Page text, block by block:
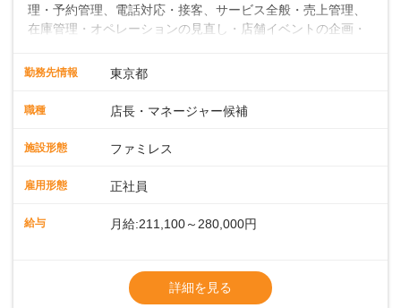
理・予約管理、電話対応・接客、サービス全般・売上管理、
在庫管理・オペレーションの見直し・店舗イベントの企画・
入社後はスキルに合わせた業務からお任せしますので、徐々
向上を目指すDX推進～ ◆すかいらーくのレストランでは、
スタッフの働きやすさをサポートしています。配膳ロボット
や歩行数が約40%も削減されました！また、配膳ロボットに
なDX（デジタルトランスフォーメーション）の取り組みを進
います。私たちは、多様な働き方を提供し、ライフステージ
に合わせた柔軟な勤務時間や働きやすい環境を整えていま
勤務先情報 東京都
職種 店長・マネージャー候補
施設形態 ファミレス
雇用形態 正社員
給与 月給:211,100～280,000円
※残業代全額支給
※経験に応じて応相談①ナショナル社員：月
詳細を見る